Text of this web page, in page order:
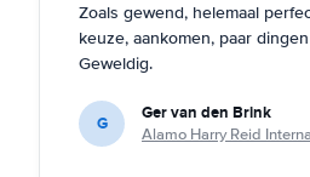
Zoals gewend, helemaal
keuze, aankomen, paar
Geweldig.
G Ger van den Brink
Alamo Harry Reid